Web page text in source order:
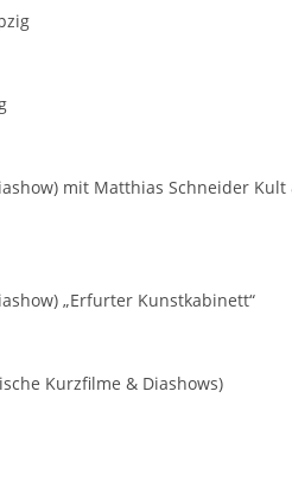
mit Matthias Schneider Kult
„Erfurter Kunstkabinett“
Kurzfilme & Diashows)